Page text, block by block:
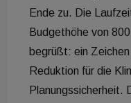
Ende zu. Die
Budgethöhe von
begrüßt: ein
Reduktion für die
Planungssicherheit.